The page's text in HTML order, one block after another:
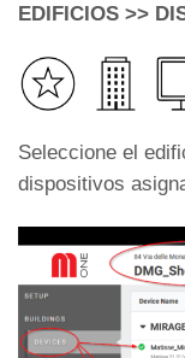
EDIFICIOS >>
Seleccione el
dispositivos